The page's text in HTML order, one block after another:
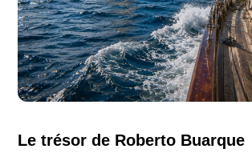
Le trésor de Roberto Buarque